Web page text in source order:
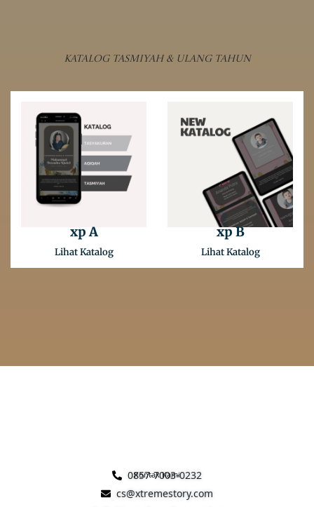
Katalog Tasmiyah & Ulang Tahun
xp A
Lihat Katalog
xp B
Lihat Katalog
Kontak Kami
0857-7003-0232
cs@xtremestory.com